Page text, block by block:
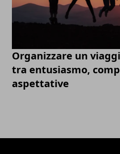
Organizzare un
tra entusiasmo,
aspettative